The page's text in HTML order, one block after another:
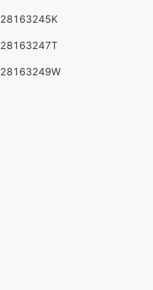
28163245K
28163247T
28163249W